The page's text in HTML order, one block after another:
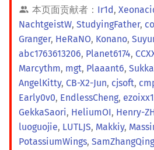
本页面贡献者： Ir1d,
NachtgeistW, StudyingFather,
Granger, HeRaNO, Konano,
abc1763613206, Planet6174,
Marcythm, mgt, Plaaant6,
AngelKitty, CB-X2-Jun, cjsoft,
Early0v0, EndlessCheng,
GekkaSaori, HeliumOI, Henry-
luoguojie, LUTLJS, Makkiy,
PotassiumWings,